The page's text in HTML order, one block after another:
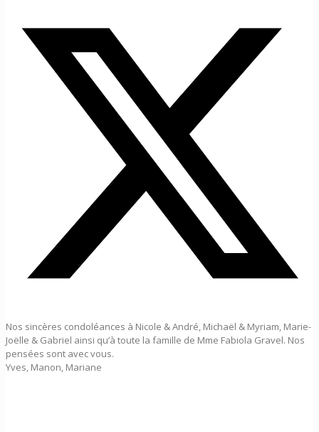
Nos sincères condoléances à Nicole & André, Michaël & Myriam, Marie-
Joëlle & Gabriel ainsi qu’à toute la famille de Mme Fabiola Gravel. Nos
pensées sont avec vous.
Yves, Manon, Mariane